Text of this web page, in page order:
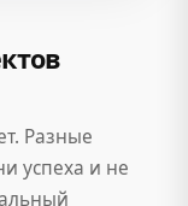
Разные
успеха и не